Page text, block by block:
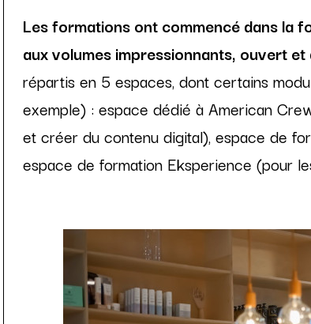
Les formations ont commencé dans la
aux volumes impressionnants, ouvert
répartis en 5 espaces, dont certains
exemple) : espace dédié à American
et créer du contenu digital), espace de
espace de formation Eksperience (pour